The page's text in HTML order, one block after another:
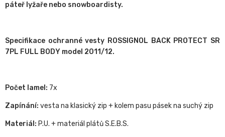
páteř lyžaře nebo snowboardisty.
Specifikace ochranné vesty ROSSIGNOL BACK PROTECT SR
7PL FULL BODY model 2011/12.
Počet lamel: 7x
Zapínání: vesta na klasický zip + kolem pasu pásek na suchý zip
Materiál: P.U. + materiál plátů S.E.B.S.